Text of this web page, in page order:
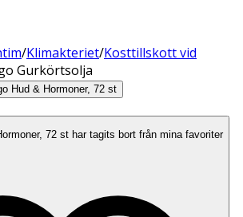
/Klimakteriet/Kosttillskott vid
Gurkörtsolja
72 st har tagits bort från mina favoriter